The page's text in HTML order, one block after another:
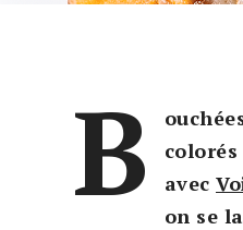
B
avec
on se